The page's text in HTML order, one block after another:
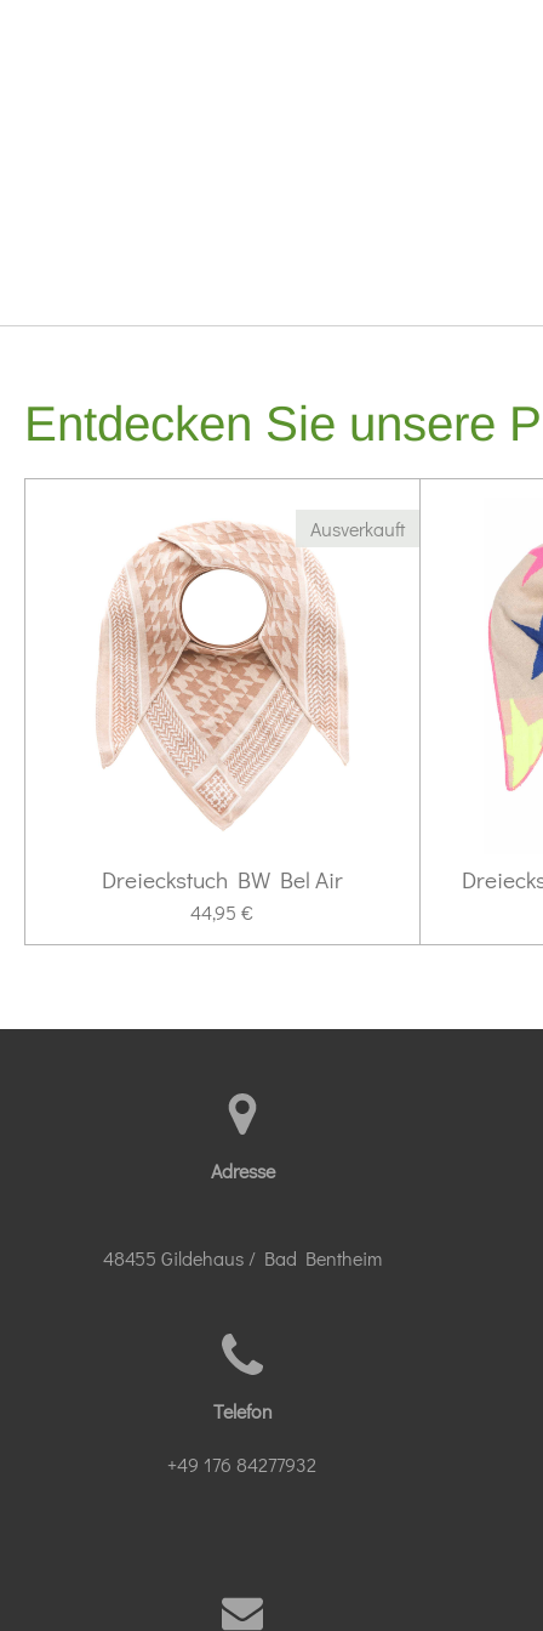
Entdecken Sie unsere
Ausverkauft
Dreieckstuch BW Bel Air
44,95 €
Adresse
48455 Gildehaus / Bad Bentheim
Telefon
+49 176 84277932